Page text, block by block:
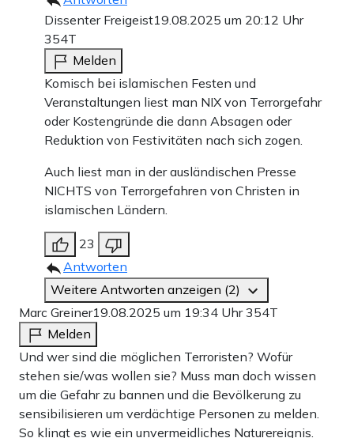
Dissenter Freigeist19.08.2025 um 20:12 Uhr
354T
Melden
Komisch bei islamischen Festen und
Veranstaltungen liest man NIX von Terrorgefahr
oder Kostengründe die dann Absagen oder
Reduktion von Festivitäten nach sich zogen.
Auch liest man in der ausländischen Presse
NICHTS von Terrorgefahren von Christen in
islamischen Ländern.
23
Antworten
Weitere Antworten anzeigen (2)
Marc Greiner19.08.2025 um 19:34 Uhr354T
Melden
Und wer sind die möglichen Terroristen? Wofür
stehen sie/was wollen sie? Muss man doch wissen
um die Gefahr zu bannen und die Bevölkerung zu
sensibilisieren um verdächtige Personen zu melden.
So klingt es wie ein unvermeidliches Naturereignis.